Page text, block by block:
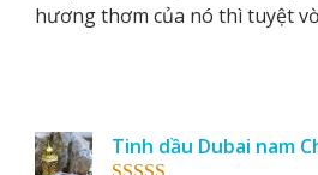
hương thơm của nó thì tuyệt
Tinh dầu Dubai nam